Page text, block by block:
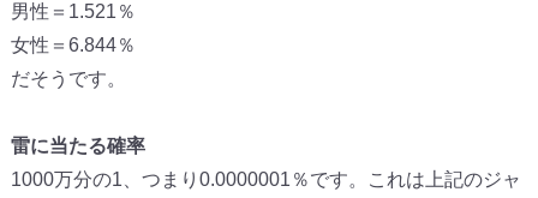
男性＝1.521％
女性＝6.844％
だそうです。
雷に当たる確率
1000万分の1、つまり0.0000001％です。これは上記のジャ